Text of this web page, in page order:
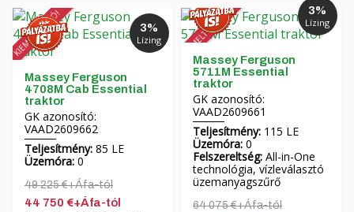
KIEMELT AKCIÓ! 3%
Lízing
Massey Ferguson
4708M Cab Essential
traktor
GK azonosító:
VAAD2609662
Teljesítmény: 85 LE
Üzemóra: 0
49 225 €+Áfa-tól
44 750 €+Áfa-tól
KIEMELT AKCIÓ! 3%
Lízing
Massey Ferguson
5711M Essential
traktor
GK azonosító:
VAAD2609661
Teljesítmény: 115 LE
Üzemóra: 0
Felszereltség: All-in-One
technológia, vízleválasztó
üzemanyagszűrő
64 075 €+Áfa-tól